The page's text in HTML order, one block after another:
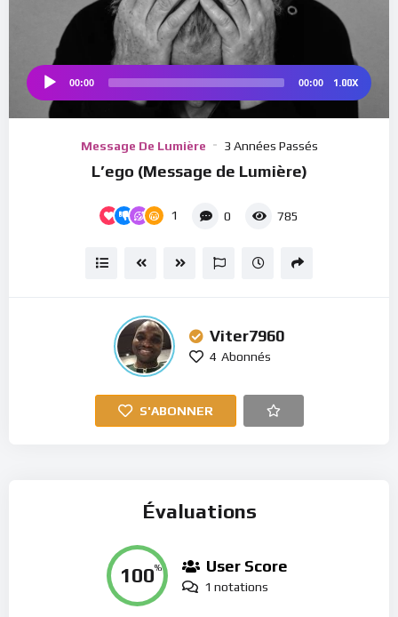
Audio
00:00 00:00 1.00X
Message De Lumière 3 Années Passés
L’ego (Message de Lumière)
1 0 785
Viter7960
4 Abonnés
S'ABONNER
Évaluations
100% User Score
1 notations